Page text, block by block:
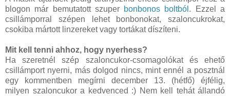
blogon már bemutatott szuper bonbonos boltból . Ezzel a
csillámporral szépen lehet bonbonokat, szaloncukrokat,
csokiba mártott linzereket vagy tortákat díszíteni.
Mit kell tenni ahhoz, hogy nyerhess?
Ha szeretnél szép szaloncukor-csomagolókat és ehető
csillámport nyerni, más dolgod nincs, mint ennél a posztnál
egy kommentben megírni december 13. (hétfő) éjfélig,
milyen szaloncukor a kedvenced :) Nem kell tehát állandó